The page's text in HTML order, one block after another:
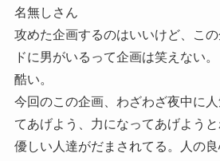
名無しさん
攻めた企画するのはいいけど、こ
ドに男がいるって企画は笑えない。
酷い。
今回のこの企画、わざわざ夜中に
てあげよう、力になってあげよう
優しい人達がだまされてる。人の